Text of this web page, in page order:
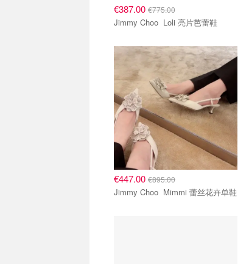
€387.00 €775.00
Jimmy Choo Loli 亮片芭蕾鞋
€447.00 €895.00
Jimmy Choo Mimmi 蕾丝花卉单鞋